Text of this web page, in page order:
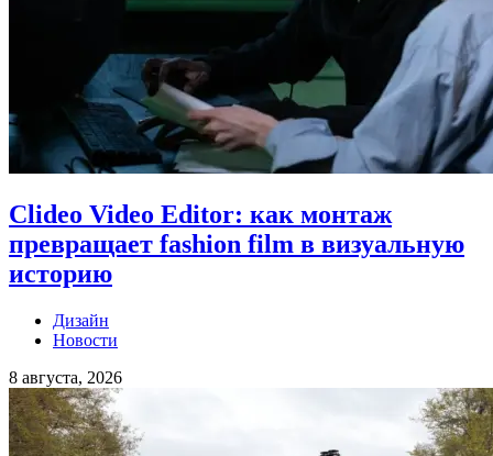
Clideo Video Editor: как монтаж
превращает fashion film в визуальную
историю
Дизайн
Новости
8 августа, 2026